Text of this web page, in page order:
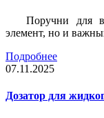
Поручни для
элемент, но и
Подробнее
07.11.2025
Дозатор для